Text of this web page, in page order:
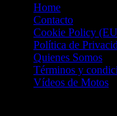
Home
Contacto
Cookie Policy
Política de
Quienes Somos
Términos y
Vídeos de Motos